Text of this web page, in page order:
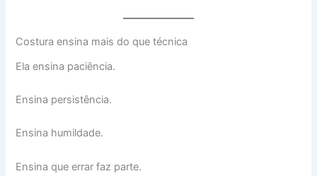
Costura ensina mais do que técnica
Ela ensina paciência.
Ensina persistência.
Ensina humildade.
Ensina que errar faz parte.